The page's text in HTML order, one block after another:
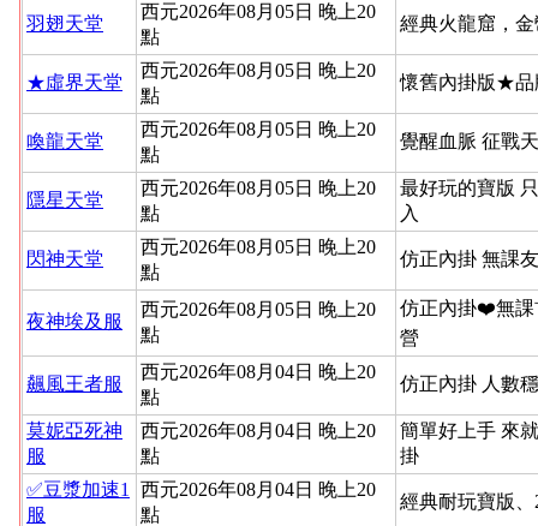
羽翅天堂
西元2026年08月05日 晚上20
點
經典火龍窟，
★虛界天堂
西元2026年08月05日 晚上20
點
懷舊內掛版★品
喚龍天堂
西元2026年08月05日 晚上20
點
覺醒血脈 征戰
隱星天堂
西元2026年08月05日 晚上20
點
最好玩的寶版
入
閃神天堂
西元2026年08月05日 晚上20
點
仿正內掛 無課
夜神埃及服
西元2026年08月05日 晚上20
點
仿正內掛❤️無
營
飆風王者服
西元2026年08月04日 晚上20
點
仿正內掛 人數
莫妮亞死神
服
西元2026年08月04日 晚上20
點
簡單好上手 來
掛
✅豆漿加速1
服
西元2026年08月04日 晚上20
點
經典耐玩寶版